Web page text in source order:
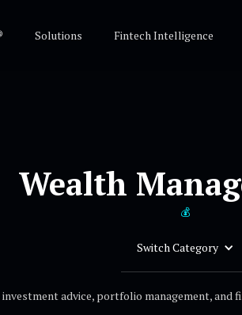
Solutions Fintech Intelligence
Wealth
💰
Switch Category
advice, portfolio management, and